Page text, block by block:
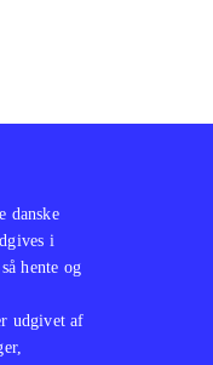
danske
i
hente og
udgivet af